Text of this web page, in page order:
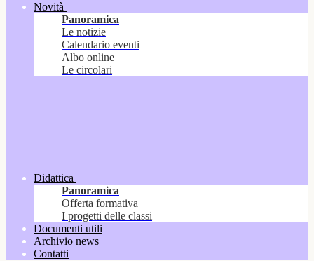
Novità
Panoramica
Le notizie
Calendario eventi
Albo online
Le circolari
Didattica
Panoramica
Offerta formativa
I progetti delle classi
Documenti utili
Archivio news
Contatti